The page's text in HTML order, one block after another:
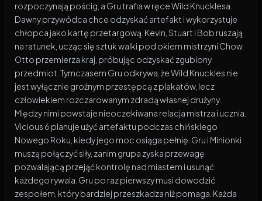
rozpoczynają pościg, a Gru trafia w ręce Wild Knucklesa.
Dawny przywódca chce odzyskać artefakt i wykorzystuje
chłopca jako kartę przetargową. Kevin, Stuart i Bob ruszają
na ratunek, ucząc się sztuk walki pod okiem mistrzyni Chow.
Otto przemierza kraj, próbując odzyskać zgubiony
przedmiot. Tymczasem Gru odkrywa, że Wild Knuckles nie
jest wyłącznie groźnym przestępcą z plakatów, lecz
człowiekiem rozczarowanym zdradą własnej drużyny.
Między nimi powstaje nieoczekiwana relacja mistrza i ucznia.
Vicious 6 planuje użyć artefaktu podczas chińskiego
Nowego Roku, kiedy jego moc osiąga pełnię. Gru i Minionki
muszą połączyć siły, zanim grupa zyska przewagę
pozwalającą przejąć kontrolę nad miastem i usunąć
każdego rywala. Gru po raz pierwszy musi dowodzić
zespołem, który bardziej przeszkadza niż pomaga. Każda